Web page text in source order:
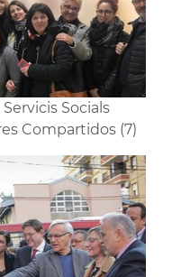
Socials
Compartidos (7)